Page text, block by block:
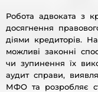
Робота адвоката з
досягнення
діями кредиторів.
можливі законні
чи зупинення їх
аудит справи,
МФО та розробляє